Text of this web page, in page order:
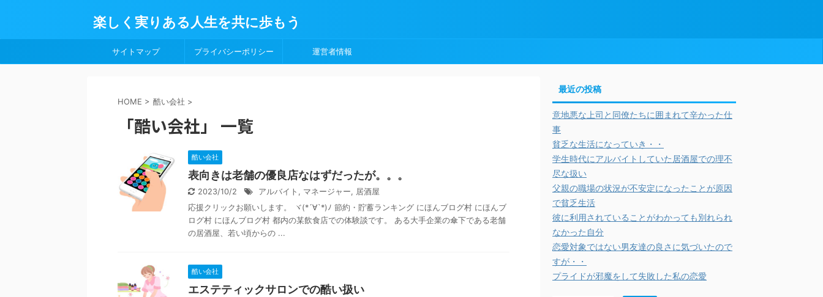
楽しく実りある人生を共に歩もう
サイトマップ プライバシーポリシー 運営者情報
HOME > 酷い会社 >
「酷い会社」 一覧
酷い会社
表向きは老舗の優良店なはずだったが。。。
2023/10/2 アルバイト , マネージャー, 居酒屋
応援クリックお願いします。 ヾ(*´∀`*)ﾉ 節約・貯蓄ランキング にほんブログ村 にほんブ
ログ村 にほんブログ村 都内の某飲食店での体験談です。 ある大手企業の傘下である老舗
の居酒屋、若い頃からの ...
酷い会社
エステティックサロンでの酷い扱い
最近の投稿
意地悪な上司と同僚たちに囲まれて辛かった仕
事
貧乏な生活になっていき・・
学生時代にアルバイトしていた居酒屋での理不
尽な扱い
父親の職場の状況が不安定になったことが原因
で貧乏生活
彼に利用されていることがわかっても別れられ
なかった自分
恋愛対象ではない男友達の良さに気づいたので
すが・・
プライドが邪魔をして失敗した私の恋愛